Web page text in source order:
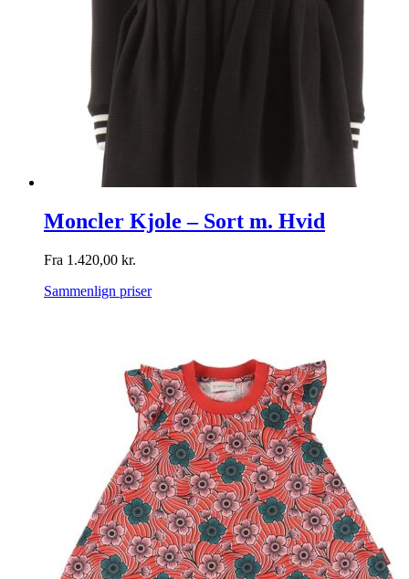
Moncler Kjole – Sort m. Hvid
Fra 1.420,00 kr.
Sammenlign priser